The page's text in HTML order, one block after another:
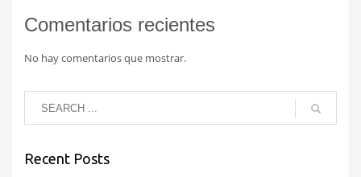
Comentarios recientes
No hay comentarios que mostrar.
Recent Posts